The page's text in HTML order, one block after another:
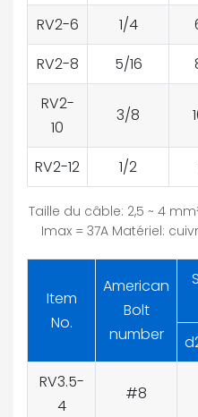
RV2-6 1/4
RV2-8
5/16
RV2-
10
3/8
RV2-12 1/2
Taille du câble: 2,5 ~ 4
Imax = 37A Matériel:
Item
No.
American
Bolt
number
RV3.5-
4
#8